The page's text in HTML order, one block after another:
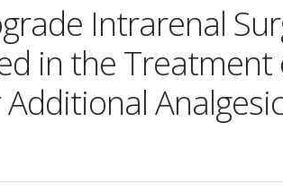
Intrarenal
in the Treatment